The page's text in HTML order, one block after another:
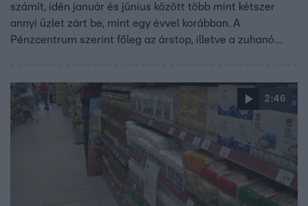
számít, idén január és június között több mint kétszer
annyi üzlet zárt be, mint egy évvel korábban. A
Pénzcentrum szerint főleg az árstop, illetve a zuhanó
a legnagyobb maradt az Unióban.
2:46